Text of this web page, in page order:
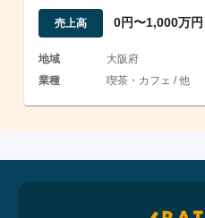
けご相談可。全国
売上高 0円〜1,000万円
地域
大阪府
業種
喫茶・カフェ / 他